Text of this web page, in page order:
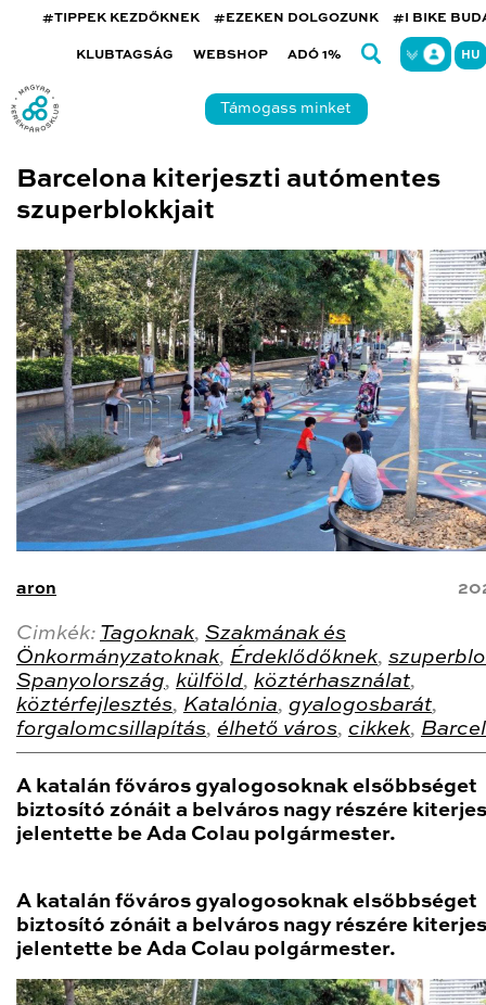
#TIPPEK KEZDŐKNEK #EZEKEN DOLGOZUNK #I BIKE
KLUBTAGSÁG WEBSHOP ADÓ 1% HU
Támogass minket
Barcelona kiterjeszti autómentes
szuperblokkjait
aron
Cimkék: Tagoknak, Szakmának és
Önkormányzatoknak, Érdeklődőknek,
Spanyolország, külföld, köztérhasználat,
köztérfejlesztés, Katalónia, gyalogosbarát,
forgalomcsillapítás, élhető város, cikkek,
A katalán főváros gyalogosoknak elsőbbséget
biztosító zónáit a belváros nagy részére
jelentette be Ada Colau polgármester.
A katalán főváros gyalogosoknak elsőbbséget
biztosító zónáit a belváros nagy részére
jelentette be Ada Colau polgármester.